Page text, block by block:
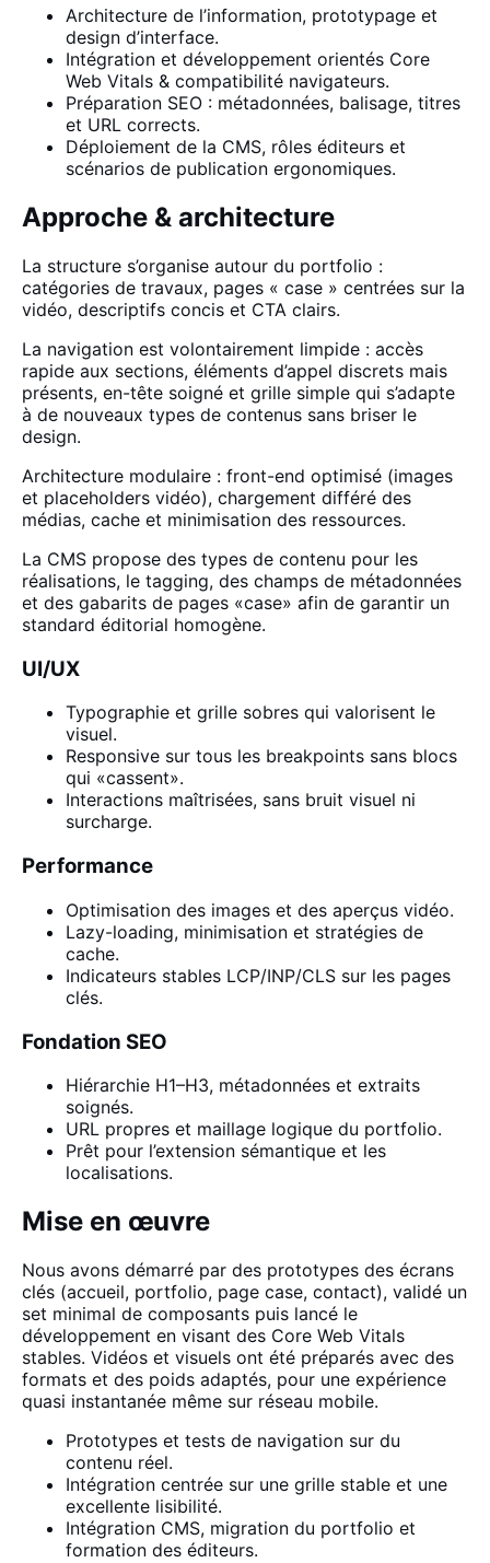
Architecture de l’information, prototypage et
design d’interface.
Intégration et développement orientés Core
Web Vitals & compatibilité navigateurs.
Préparation SEO : métadonnées, balisage, titres
et URL corrects.
Déploiement de la CMS, rôles éditeurs et
scénarios de publication ergonomiques.
Approche & architecture
La structure s’organise autour du portfolio :
catégories de travaux, pages « case » centrées sur la
vidéo, descriptifs concis et CTA clairs.
La navigation est volontairement limpide : accès
rapide aux sections, éléments d’appel discrets mais
présents, en-tête soigné et grille simple qui s’adapte
à de nouveaux types de contenus sans briser le
design.
Architecture modulaire : front-end optimisé (images
et placeholders vidéo), chargement différé des
médias, cache et minimisation des ressources.
La CMS propose des types de contenu pour les
réalisations, le tagging, des champs de métadonnées
et des gabarits de pages «case» afin de garantir un
standard éditorial homogène.
UI/UX
Typographie et grille sobres qui valorisent le
visuel.
Responsive sur tous les breakpoints sans blocs
qui «cassent».
Interactions maîtrisées, sans bruit visuel ni
surcharge.
Performance
Optimisation des images et des aperçus vidéo.
Lazy-loading, minimisation et stratégies de
cache.
Indicateurs stables LCP/INP/CLS sur les pages
clés.
Fondation SEO
Hiérarchie H1–H3, métadonnées et extraits
soignés.
URL propres et maillage logique du portfolio.
Prêt pour l’extension sémantique et les
localisations.
Mise en œuvre
Nous avons démarré par des prototypes des écrans
clés (accueil, portfolio, page case, contact), validé un
set minimal de composants puis lancé le
développement en visant des Core Web Vitals
stables. Vidéos et visuels ont été préparés avec des
formats et des poids adaptés, pour une expérience
quasi instantanée même sur réseau mobile.
Prototypes et tests de navigation sur du
contenu réel.
Intégration centrée sur une grille stable et une
excellente lisibilité.
Intégration CMS, migration du portfolio et
formation des éditeurs.